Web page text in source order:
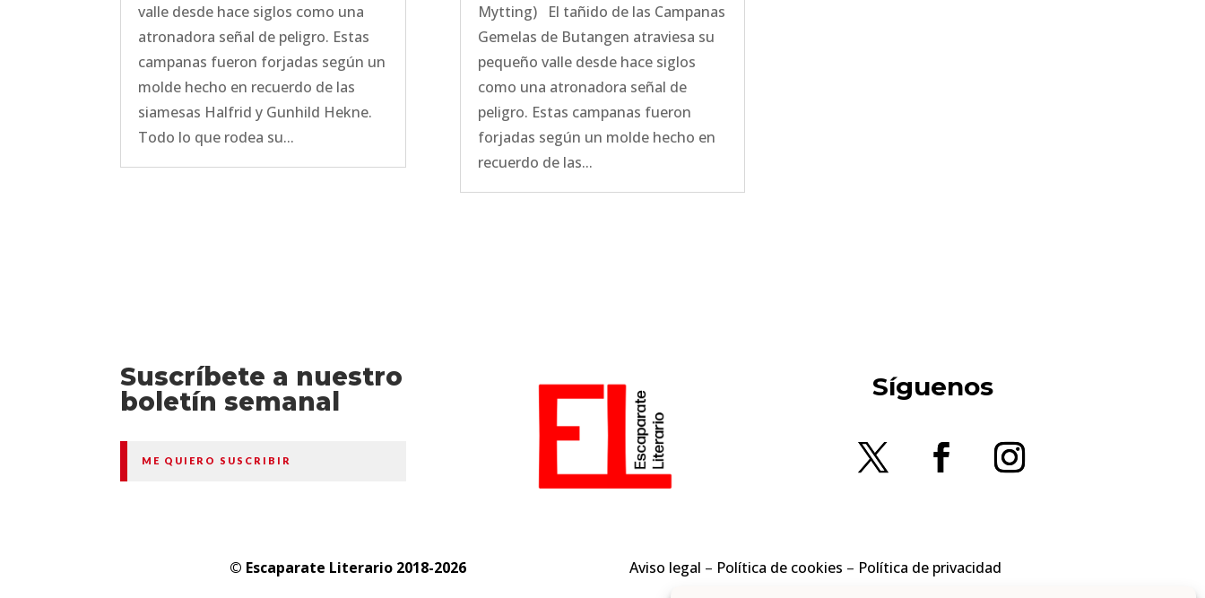
valle desde hace siglos como una
atronadora señal de peligro. Estas
campanas fueron forjadas según un
molde hecho en recuerdo de las
siamesas Halfrid y Gunhild Hekne.
Todo lo que rodea su...
Mytting) El tañido de las Campanas
Gemelas de Butangen atraviesa su
pequeño valle desde hace siglos
como una atronadora señal de
peligro. Estas campanas fueron
forjadas según un molde hecho en
recuerdo de las...
Suscríbete a nuestro
boletín semanal
ME QUIERO SUSCRIBIR
Síguenos
© Escaparate Literario 2018-2026 Aviso legal – Política de cookies – Política de privacidad